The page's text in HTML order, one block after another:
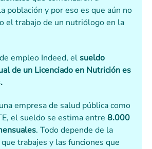
población y por eso es que aún no
el trabajo de un nutriólogo en la
empleo Indeed, elsueldo
de un Licenciado en Nutrición es
empresa de salud pública como
el sueldo se estima entre 8.000
. Todo depende de la
trabajes y las funciones que